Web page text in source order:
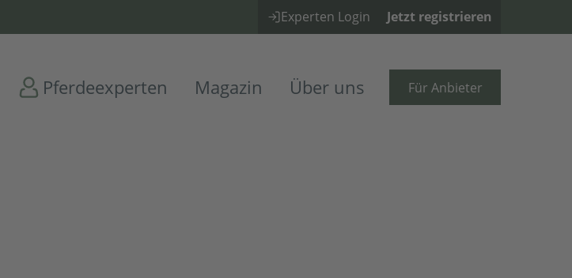
Experten Login Jetzt registrieren
Pferdeexperten Magazin Über uns Für Anbieter